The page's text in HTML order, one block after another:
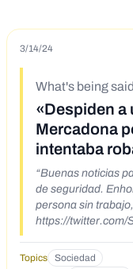
3/14/24
What's being
«Despiden a
Mercadona
intentaba
“Buenas noticias
de seguridad.
persona sin
https://twitter.com/
https://twitter.com/
Topics Sociedad